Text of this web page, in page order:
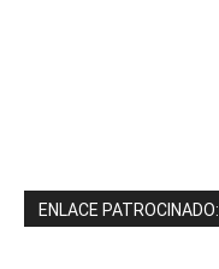
ENLACE PATROCINADO: